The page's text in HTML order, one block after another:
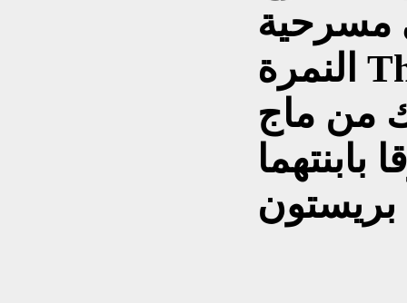
(ترويض
النمرة The Taming of the Shrew).
من ماج
1954 ورزقا بابنتهما
بريستون